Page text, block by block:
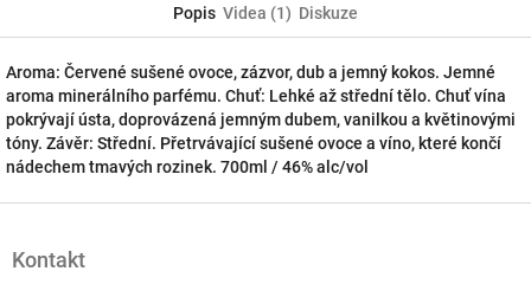
Popis Videa (1) Diskuze
Aroma: Červené sušené ovoce, zázvor, dub a jemný kokos. Jemné
aroma minerálního parfému. Chuť: Lehké až střední tělo. Chuť vína
pokrývají ústa, doprovázená jemným dubem, vanilkou a květinovými
tóny. Závěr: Střední. Přetrvávající sušené ovoce a víno, které končí
nádechem tmavých rozinek. 700ml / 46% alc/vol
Kontakt